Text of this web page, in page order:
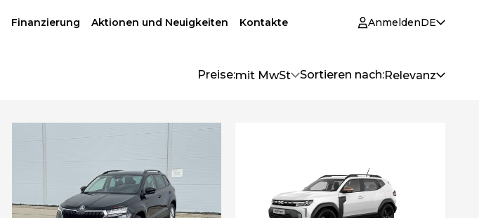
Finanzierung Aktionen und Neuigkeiten Kontakte AnmeldenDE
Preise:mit MwSt Sortieren nach:Relevanz